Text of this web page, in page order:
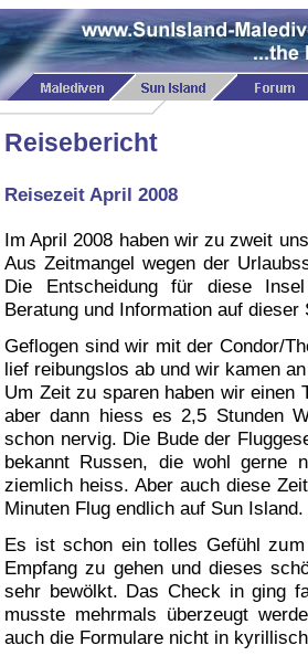
Reisebericht
Reisezeit April 2008
Im April 2008 haben wir zu zweit
Aus Zeitmangel wegen der
Die Entscheidung für diese
Beratung und Information auf dieser
Geflogen sind wir mit der Condor/
lief reibungslos ab und wir kamen
Um Zeit zu sparen haben wir einen
aber dann hiess es 2,5 Stunden
schon nervig. Die Bude der
bekannt Russen, die wohl gerne
ziemlich heiss. Aber auch diese
Minuten Flug endlich auf Sun Island.
Es ist schon ein tolles Gefühl
Empfang zu gehen und dieses
sehr bewölkt. Das Check in ging
musste mehrmals überzeugt
auch die Formulare nicht in